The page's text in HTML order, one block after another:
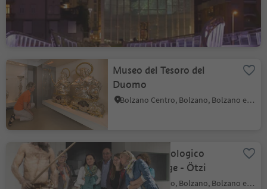
contemporanea
Museo del Tesoro del
Duomo
Bolzano Centro, Bolzano, Bolzano e dintorni
Museo Archeologico
dell'Alto Adige - Ötzi
Bolzano Centro, Bolzano, Bolzano e dintorni